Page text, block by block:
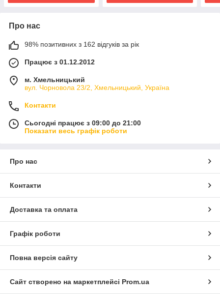
Про нас
98% позитивних з 162 відгуків за рік
Працює з 01.12.2012
м. Хмельницький
вул. Чорновола 23/2, Хмельницький, Україна
Контакти
Сьогодні працює з 09:00 до 21:00
Показати весь графік роботи
Про нас
Контакти
Доставка та оплата
Графік роботи
Повна версія сайту
Сайт створено на маркетплейсі Prom.ua